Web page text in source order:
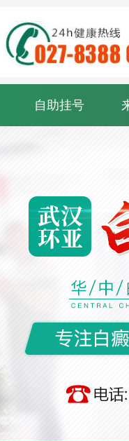
自助挂号